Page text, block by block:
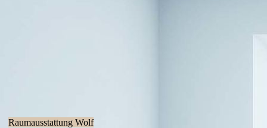
Raumausstattung Wolf